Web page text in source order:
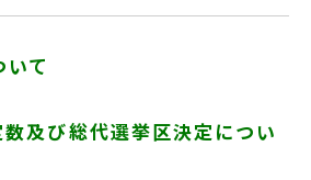
て
及び総代選挙区決定につい